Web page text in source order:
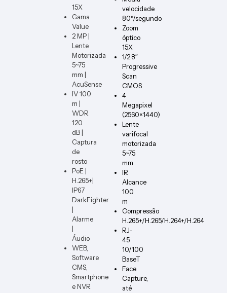
15X
Gama
Value
2 MP |
Lente
Motorizada
5~75
mm |
AcuSense
IV 100
m |
WDR
120
dB |
Captura
de
rosto
PoE |
H.265+|
IP67
DarkFighter
|
Alarme
|
Áudio
WEB,
Software
CMS,
Smartphone
e NVR
velocidade
80º/segundo
Zoom
óptico
15X
1/2.8″
Progressive
Scan
CMOS
4
Megapixel
(2560×1440)
Lente
varifocal
motorizada
5~75
mm
IR
Alcance
100
m
Compressão
H.265+/H.265/H.264+/H.264
RJ-
45
10/100
BaseT
Face
Capture,
até